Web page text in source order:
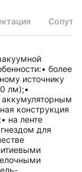
более
источнику
лм);•
конструкция
на ленте
для